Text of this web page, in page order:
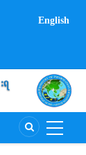
English